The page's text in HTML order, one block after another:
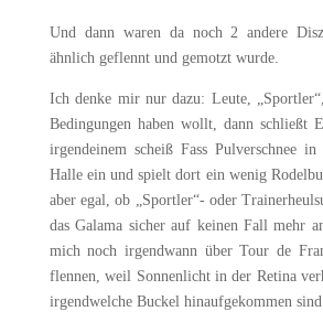
Und dann waren da noch 2 andere
ähnlich geflennt und gemotzt wurde.
Ich denke mir nur dazu: Leute,
Bedingungen haben wollt, dann schließt
irgendeinem scheiß Fass Pulverschnee
Halle ein und spielt dort ein wenig
aber egal, ob „Sportler“- oder
das Galama sicher auf keinen Fall mehr
mich noch irgendwann über Tour de
flennen, weil Sonnenlicht in der Retina
irgendwelche Buckel hinaufgekommen